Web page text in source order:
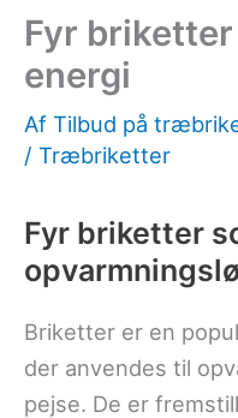
Fyr
energi
Af Tilbud på
/ Træbriketter
Fyr briketter
Briketter er en
der anvendes til
pejse. De er